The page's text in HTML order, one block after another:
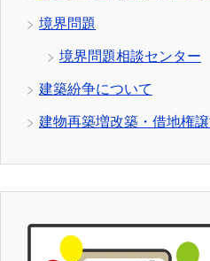
境界問題
境界問題相談センター
建築紛争について
建物再築増改築・借地権